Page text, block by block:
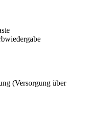
(Versorgung über